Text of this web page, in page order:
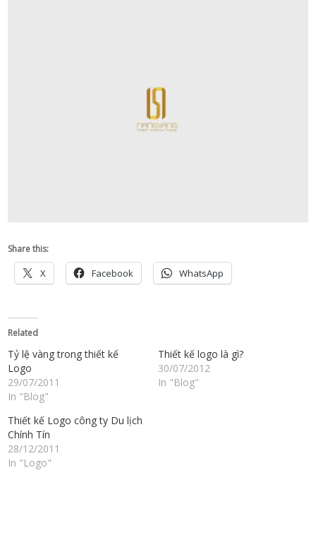
Share this:
X Facebook WhatsApp
Related
Tỷ lệ vàng trong thiết kế
Logo
29/07/2011
In "Blog"
Thiết kế logo là gì?
30/07/2012
In "Blog"
Thiết kế Logo công ty Du lịch
Chính Tín
28/12/2011
In "Logo"